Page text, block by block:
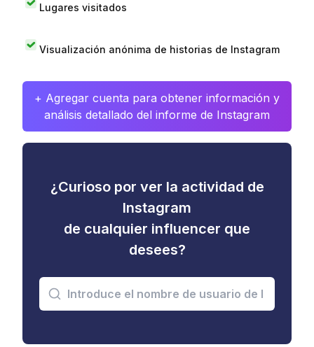
Lugares visitados
Visualización anónima de historias de Instagram
+ Agregar cuenta para obtener información y
análisis detallado del informe de Instagram
¿Curioso por ver la actividad de
Instagram
de cualquier influencer que
desees?